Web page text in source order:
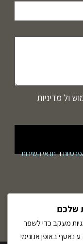
ול מדיניות
ו-תנאי השירות
שלכם
מעקב כדי לשפר
נאסף באופן אנונימי